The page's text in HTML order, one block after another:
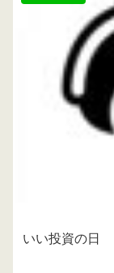
いい投資の日